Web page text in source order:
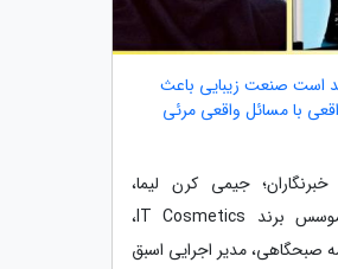
است صنعت زیبایی باعث
با مسائل واقعی مرئی
جیمی کرن لیما،
کارآفرین، موسس برند IT Cosmetics،
صبحگاهی، مدیر اجرایی اسبق